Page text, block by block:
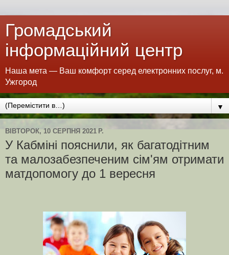
Громадський
інформаційний центр
Наша мета — Ваш комфорт серед електронних послуг, м.
Ужгород
▼
ВІВТОРОК, 10 СЕРПНЯ 2021 Р.
У Кабміні пояснили, як багатодітним
та малозабезпеченим сім'ям отримати
матдопомогу до 1 вересня